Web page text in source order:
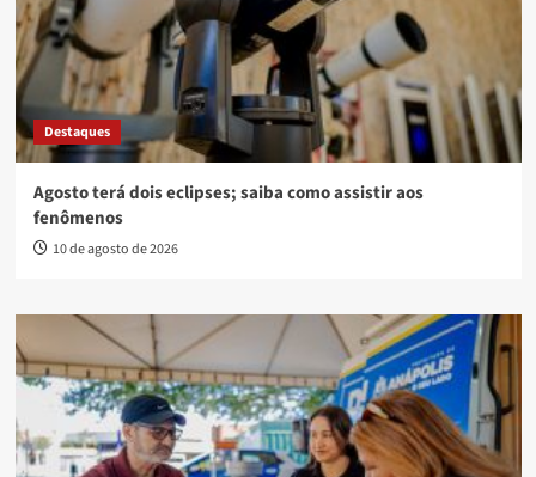
Destaques
Agosto terá dois eclipses; saiba como assistir aos
fenômenos
10 de agosto de 2026